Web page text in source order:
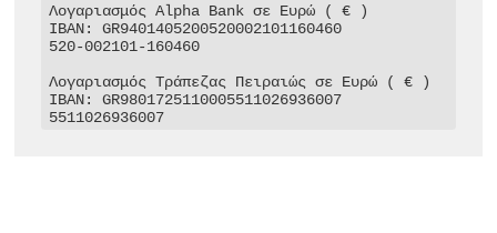
Λογαριασμός Alpha Bank σε Ευρώ ( € )
IBAN: GR9401405200520002101160460
520-002101-160460
Λογαριασμός Τράπεζας Πειραιώς σε Ευρώ ( € )
IBAN: GR9801725110005511026936007
5511026936007